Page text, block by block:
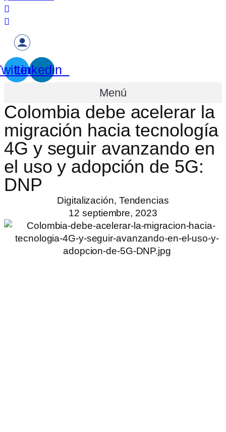
Linkedin
Menú
Colombia debe acelerar la
migración hacia tecnología
4G y seguir avanzando en
el uso y adopción de 5G:
DNP
Digitalización, Tendencias
12 septiembre, 2023